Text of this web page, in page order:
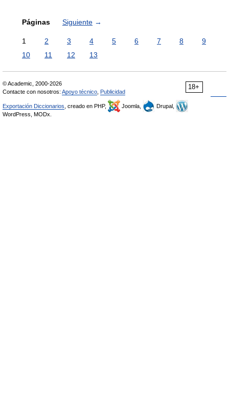
Páginas Siguiente →
1 2 3 4 5 6 7 8
9
10
11 12 13
18+
© Academic, 2000-2026
Contacte con nosotros: Apoyo técnico Publicidad
Exportación Diccionarios , creado en PHP, Joomla,
Drupal,
WordPress, MODx.